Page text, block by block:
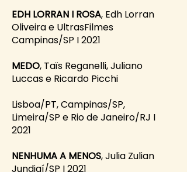
EDH LORRAN I ROSA, Edh Lorran
Oliveira e UltrasFilmes
Campinas/SP I 2021
MEDO, Taïs Reganelli, Juliano
Luccas e Ricardo Picchi
Lisboa/PT, Campinas/SP,
Limeira/SP e Rio de Janeiro/RJ I
2021
NENHUMA A MENOS, Julia Zulian
Jundiaí/SP I 2021